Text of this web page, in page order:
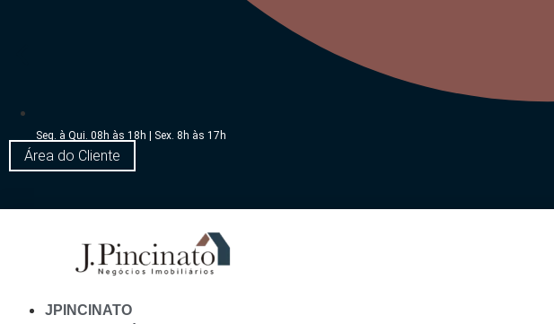
Seg. à Qui. 08h às 18h | Sex. 8h às 17h
Área do Cliente
JPINCINATO